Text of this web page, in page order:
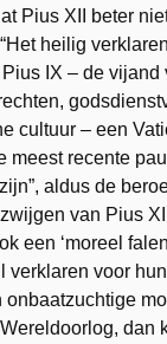
Pius XII beter
heilig
IX – de vijand
cultuur – een
meest recente
aldus de
van Pius
een ‘moreel
verklaren voor
onbaatzuchtige
dan